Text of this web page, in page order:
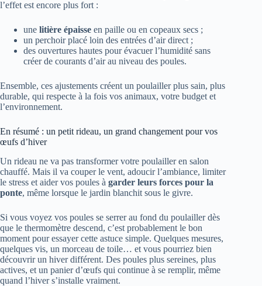
l’effet est encore plus fort :
une litière épaisse en paille ou en copeaux secs ;
un perchoir placé loin des entrées d’air direct ;
des ouvertures hautes pour évacuer l’humidité sans
créer de courants d’air au niveau des poules.
Ensemble, ces ajustements créent un poulailler plus sain, plus
durable, qui respecte à la fois vos animaux, votre budget et
l’environnement.
En résumé : un petit rideau, un grand changement pour vos
œufs d’hiver
Un rideau ne va pas transformer votre poulailler en salon
chauffé. Mais il va couper le vent, adoucir l’ambiance, limiter
le stress et aider vos poules à garder leurs forces pour la
ponte, même lorsque le jardin blanchit sous le givre.
Si vous voyez vos poules se serrer au fond du poulailler dès
que le thermomètre descend, c’est probablement le bon
moment pour essayer cette astuce simple. Quelques mesures,
quelques vis, un morceau de toile… et vous pourriez bien
découvrir un hiver différent. Des poules plus sereines, plus
actives, et un panier d’œufs qui continue à se remplir, même
quand l’hiver s’installe vraiment.